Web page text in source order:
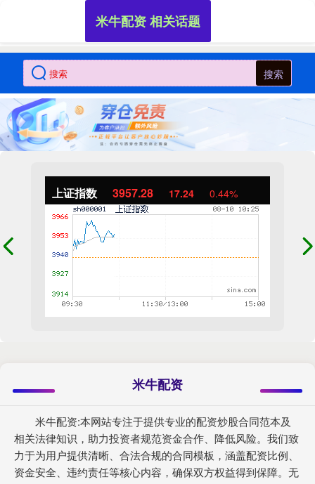
搜索
上证指数 3957.28 17.24 0.44%
米牛配资
米牛配资:本网站专注于提供专业的配资炒股合同范本及
相关法律知识，助力投资者规范资金合作、降低风险。我们致
力于为用户提供清晰、合法合规的合同模板，涵盖配资比例、
资金安全、违约责任等核心内容，确保双方权益得到保障。无
米牛配资 相关话题